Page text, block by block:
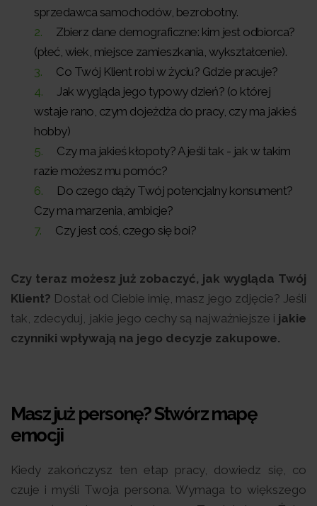
sprzedawca samochodów, bezrobotny.
Zbierz dane demograficzne: kim jest odbiorca?
(płeć, wiek, miejsce zamieszkania, wykształcenie).
Co Twój Klient robi w życiu? Gdzie pracuje?
Jak wygląda jego typowy dzień? (o której
wstaje rano, czym dojeżdża do pracy, czy ma jakieś
hobby)
Czy ma jakieś kłopoty? A jeśli tak - jak w takim
razie możesz mu pomóc?
Do czego dąży Twój potencjalny konsument?
Czy ma marzenia, ambicje?
Czy jest coś, czego się boi?
Czy teraz możesz już zobaczyć, jak wygląda Twój
Klient? Dostał od Ciebie imię, masz jego zdjęcie? Jeśli
tak, zdecyduj, jakie jego cechy są najważniejsze i jakie
czynniki wpływają na jego decyzje zakupowe.
Masz już personę? Stwórz mapę
emocji
Kiedy zakończysz ten etap pracy, dowiedz się, co
czuje i myśli Twoja persona. Wymaga to większego